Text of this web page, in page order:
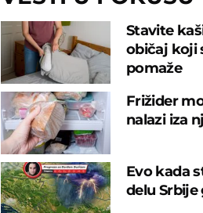
Stavite
običaj koji
pomaže
Frižider
nalazi iza
Evo kada
delu